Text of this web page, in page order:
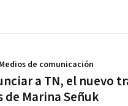
a TN, el nuevo
de Marina Señuk
de comunicación